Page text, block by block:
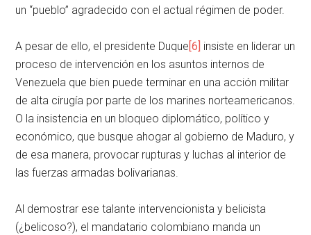
un “pueblo” agradecido con el actual régimen de poder.
A pesar de ello, el presidente Duque [6] insiste en liderar un
proceso de intervención en los asuntos internos de
Venezuela que bien puede terminar en una acción militar
de alta cirugía por parte de los marines norteamericanos.
O la insistencia en un bloqueo diplomático, político y
económico, que busque ahogar al gobierno de Maduro, y
de esa manera, provocar rupturas y luchas al interior de
las fuerzas armadas bolivarianas.
Al demostrar ese talante intervencionista y belicista
(¿belicoso?), el mandatario colombiano manda un